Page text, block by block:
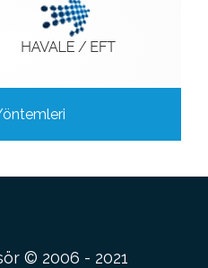
© 2006 - 2021